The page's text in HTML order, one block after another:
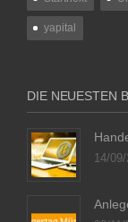
yapital
DIE NEUESTEN
14/